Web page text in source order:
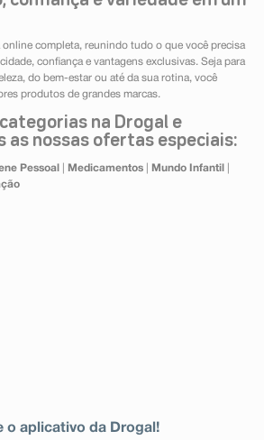
online completa, reunindo tudo o que você precisa
confiança e vantagens exclusivas. Seja para
do bem-estar ou até da sua rotina, você
produtos de grandes marcas.
na Drogal e
as nossas ofertas especiais:
Pessoal Medicamentos| Mundo Infantil
o aplicativo da Drogal!